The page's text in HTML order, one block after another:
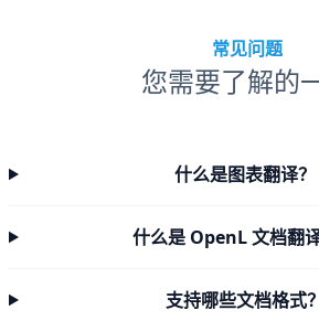
常见问题
您需要了解的
什么是图表翻译？
什么是 OpenL 文档翻
支持哪些文档格式？